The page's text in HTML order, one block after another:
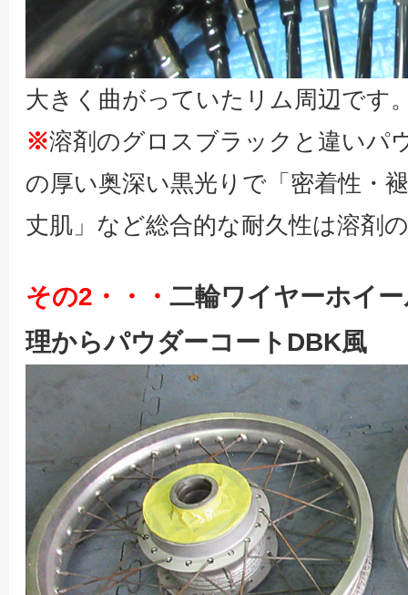
大きく曲がっていたリム周辺です
※溶剤のグロスブラックと違いパ
の厚い奥深い黒光りで「密着性・
丈肌」など総合的な耐久性は溶剤
その2・・・ 二輪ワイヤーホイ
理からパウダーコートDBK風